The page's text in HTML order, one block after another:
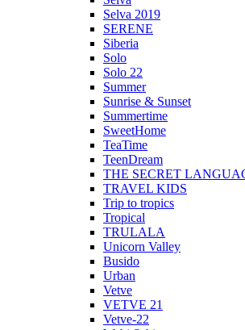
Selva 2019
SERENE
Siberia
Solo
Solo 22
Summer
Sunrise & Sunset
Summertime
SweetHome
TeaTime
TeenDream
THE SECRET
TRAVEL KIDS
Trip to tropics
Tropical
TRULALA
Unicorn Valley
Busido
Urban
Vetve
VETVE 21
Vetve-22